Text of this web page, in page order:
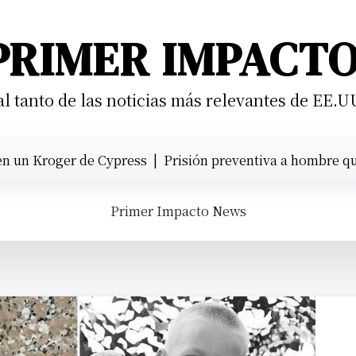
tanto de las noticias más relevantes de
de Cypress |Prisión preventiva a hombre que
Primer Impacto News